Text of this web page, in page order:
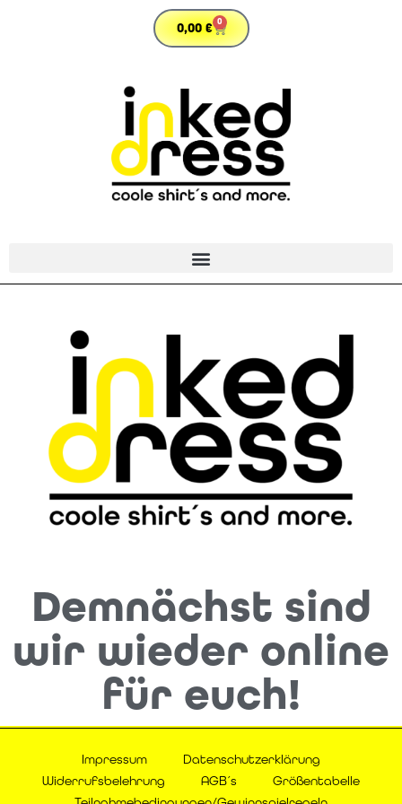
0,00€ 0
Demnächst sind
wir wieder online
für euch!
Impressum
Datenschutzerklärung
Widerrufsbelehrung
AGB´s
Größentabelle